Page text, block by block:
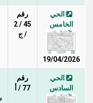
الحي
الخامس
19/04/2026
رقم
45 / 2
/ ج
الحي
السادس
رقم
77 / أ